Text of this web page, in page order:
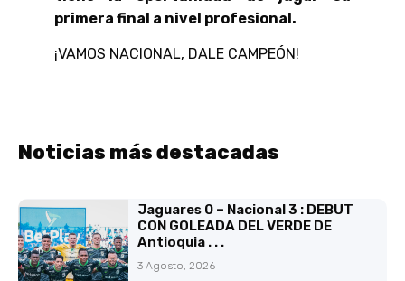
primera final a nivel profesional.
¡VAMOS NACIONAL, DALE CAMPEÓN!
Noticias más destacadas
Jaguares 0 – Nacional 3 : DEBUT
CON GOLEADA DEL VERDE DE
Antioquia . . .
3 Agosto, 2026